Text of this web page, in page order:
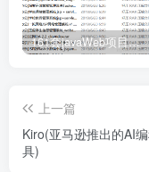
161套javaWeb项目源码免费分享
上一篇
Kiro(亚马逊推出的AI
具)